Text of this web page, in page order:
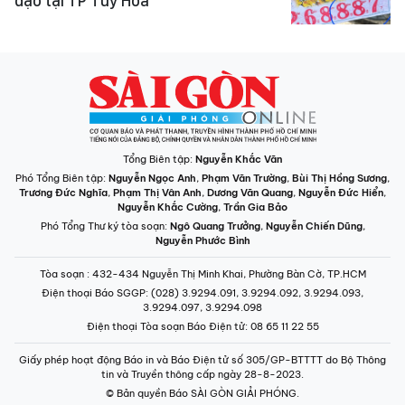
Tổng Biên tập: Nguyễn Khắc Văn
Phó Tổng Biên tập: Nguyễn Ngọc Anh, Phạm Văn Trường, Bùi Thị Hồng Sương,
Trương Đức Nghĩa, Phạm Thị Vân Anh, Dương Văn Quang, Nguyễn Đức Hiển,
Nguyễn Khắc Cường, Trần Gia Bảo
Phó Tổng Thư ký tòa soạn: Ngô Quang Trưởng, Nguyễn Chiến Dũng,
Nguyễn Phước Bình
Tòa soạn : 432-434 Nguyễn Thị Minh Khai, Phường Bàn Cờ, TP.HCM
Điện thoại Báo SGGP: (028) 3.9294.091, 3.9294.092, 3.9294.093,
3.9294.097, 3.9294.098
Điện thoại Tòa soạn Báo Điện tử: 08 65 11 22 55
Giấy phép hoạt động Báo in và Báo Điện tử số 305/GP-BTTTT do Bộ Thông
tin và Truyền thông cấp ngày 28-8-2023.
© Bản quyền Báo SÀI GÒN GIẢI PHÓNG.